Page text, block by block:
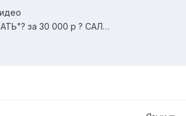
Как сломать "МАТЬ"? за 30 000 р ? САЛФЕТКОЙ!?